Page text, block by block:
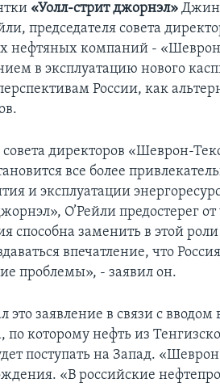
«Уолл-стрит джорнэл» Джин
председателя совета
нефтяных компаний -
в эксплуатацию нового
России, как
директоров «Шеврон-
все более
и эксплуатации
О’Рейли предостерег
способна заменить в этой
впечатление, что
проблемы», - заявил он.
это заявление в связи с
по которому нефть из
поступать на Запад.
«В российские